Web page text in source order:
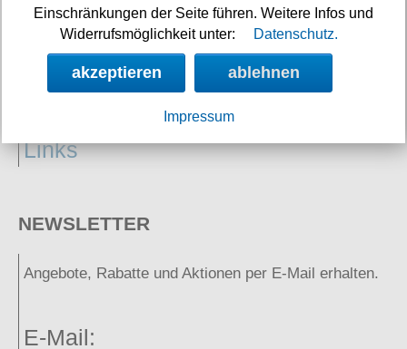
Links
NEWSLETTER
Angebote, Rabatte und Aktionen per E-Mail erhalten.
E-Mail:
Einschränkungen der Seite führen. Weitere Infos und
Widerrufsmöglichkeit unter:
Datenschutz.
akzeptieren ablehnen
Impressum